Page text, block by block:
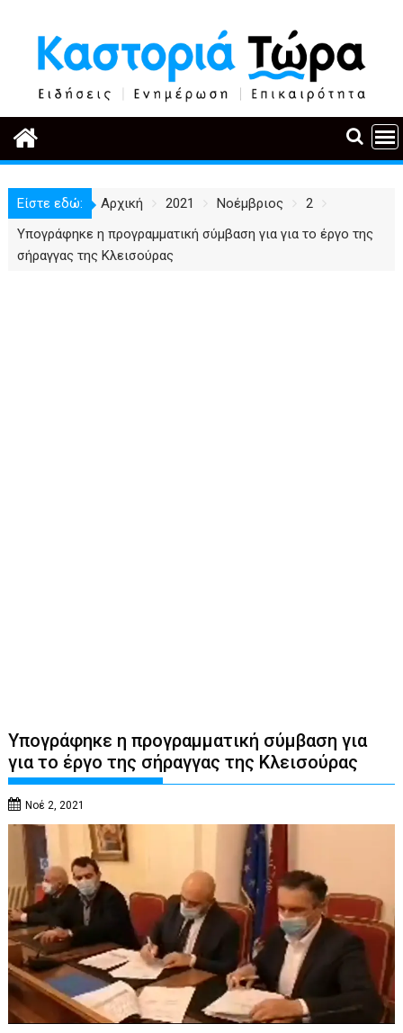
περιεχόμενο
Είστε εδώ: Αρχική 2021 Νοέμβριος
2
Υπογράφηκε η προγραμματική σύμβαση για για το έργο της
σήραγγας της Κλεισούρας
Υπογράφηκε η προγραμματική σύμβαση για
για το έργο της σήραγγας της Κλεισούρας
Νοέ 2, 2021